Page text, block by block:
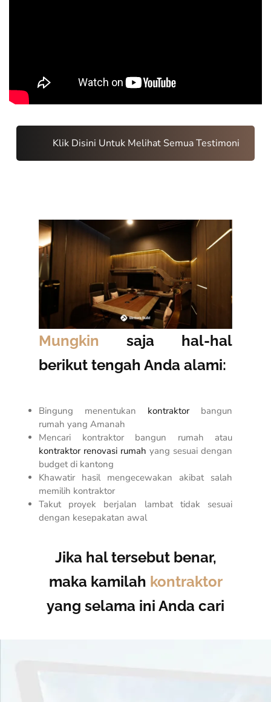
Klik Disini Untuk Melihat Semua Testimoni
Mungkin saja hal-hal
berikut tengah Anda alami:
Bingung menentukan kontraktorbangun
rumah yang Amanah
Mencari kontraktor bangun rumah atau
kontraktor renovasi rumah yang sesuai dengan
budgetdi kantong
Khawatir hasil mengecewakan akibat salah
memilih kontraktor
Takut proyek berjalan lambat tidak sesuai
dengan kesepakatan awal
Jika hal tersebut benar,
maka kamilah kontraktor
yang selama ini Anda cari